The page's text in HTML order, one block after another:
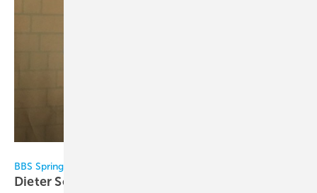
BBS Springe / BIV
Dieter Schmidt geht in den